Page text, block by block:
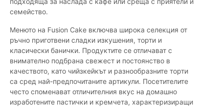
семейство.
Менюто на Fusion Cake включва широка селекция от
ръчно приготвени сладки изкушения, торти и
класически банички. Продуктите се отличават с
внимателно подбрана свежест и постоянство в
качеството, като чийзкейкът и разнообразните торти
са сред най-предпочитаните артикули. Посетителите
често споменават отличителния вкус на домашно
изработените пастички и кремчета, характеризиращи